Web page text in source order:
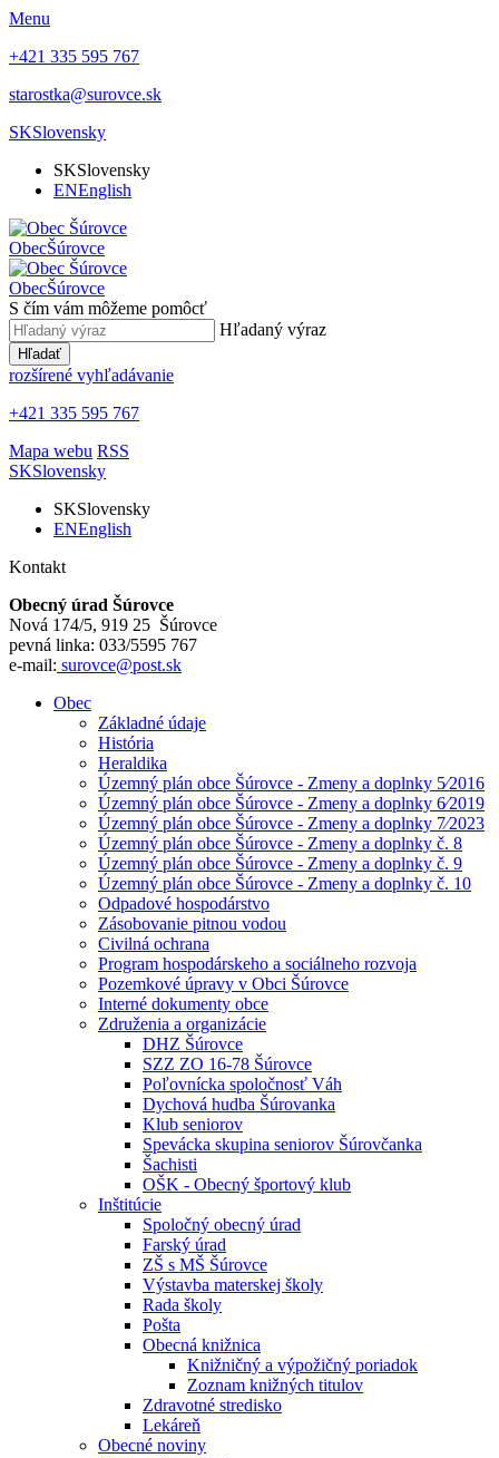
Menu
+421 335 595 767
starostka@surovce.sk
SKSlovensky
SKSlovensky
ENEnglish
ObecŠúrovce
ObecŠúrovce
S čím vám môžeme pomôcť
Hľadaný výraz
Hľadať
rozšírené vyhľadávanie
+421 335 595 767
Mapa webu RSS
SKSlovensky
SKSlovensky
ENEnglish
Kontakt
Obecný úrad Šúrovce
Nová 174/5, 919 25 Šúrovce
pevná linka: 033/5595 767
e-mail: surovce@post.sk
Obec
Základné údaje
História
Heraldika
Územný plán obce Šúrovce - Zmeny a doplnky 5⁄2016
Územný plán obce Šúrovce - Zmeny a doplnky 6⁄2019
Územný plán obce Šúrovce - Zmeny a doplnky 7⁄2023
Územný plán obce Šúrovce - Zmeny a doplnky č. 8
Územný plán obce Šúrovce - Zmeny a doplnky č. 9
Územný plán obce Šúrovce - Zmeny a doplnky č. 10
Odpadové hospodárstvo
Zásobovanie pitnou vodou
Civilná ochrana
Program hospodárskeho a sociálneho rozvoja
Pozemkové úpravy v Obci Šúrovce
Interné dokumenty obce
Združenia a organizácie
DHZ Šúrovce
SZZ ZO 16-78 Šúrovce
Poľovnícka spoločnosť Váh
Dychová hudba Šúrovanka
Klub seniorov
Spevácka skupina seniorov Šúrovčanka
Šachisti
OŠK - Obecný športový klub
Inštitúcie
Spoločný obecný úrad
Farský úrad
ZŠ s MŠ Šúrovce
Výstavba materskej školy
Rada školy
Pošta
Obecná knižnica
Knižničný a výpožičný poriadok
Zoznam knižných titulov
Zdravotné stredisko
Lekáreň
Obecné noviny